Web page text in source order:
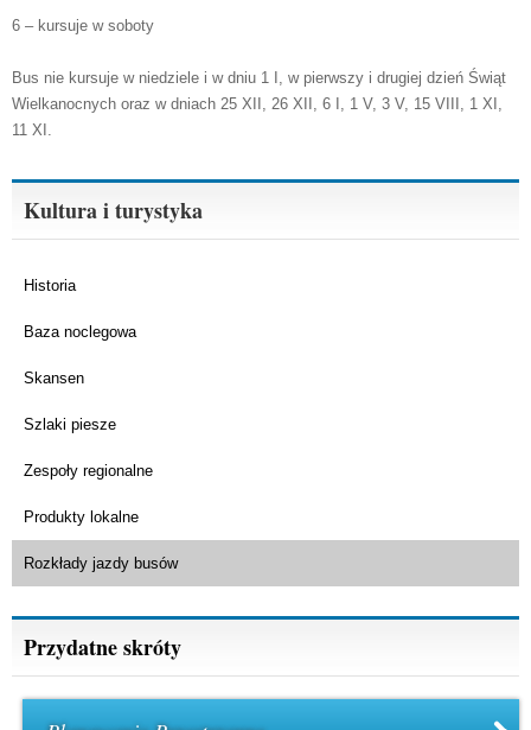
6 – kursuje w soboty
Bus nie kursuje w niedziele i w dniu 1 I, w pierwszy i drugiej dzień Świąt
Wielkanocnych oraz w dniach 25 XII, 26 XII, 6 I, 1 V, 3 V, 15 VIII, 1 XI,
11 XI.
Kultura i turystyka
Historia
Baza noclegowa
Skansen
Szlaki piesze
Zespoły regionalne
Produkty lokalne
Rozkłady jazdy busów
Przydatne skróty